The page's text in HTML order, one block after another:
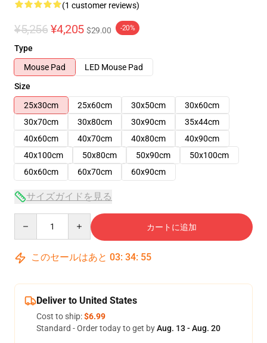
(1 customer reviews)
¥5,256 ¥4,205 $29.00 -20%
Type
Mouse Pad
LED Mouse Pad
Size
25x30cm
25x60cm 30x50cm
30x60cm
30x70cm
30x80cm 30x90cm
35x44cm
40x60cm
40x70cm 40x80cm
40x90cm
40x100cm
50x80cm 50x90cm
50x100cm
60x60cm
60x70cm 60x90cm
サイズガイドを見る
カートに追加
このセールはあと 03: 34: 54
Deliver to United States
Cost to ship:$6.99
Standard - Order today to get byAug. 13 - Aug. 20